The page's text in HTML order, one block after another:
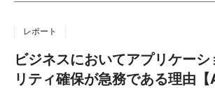
レポート
ビジネスにおいてアプリケーシ
リティ確保が急務である理由